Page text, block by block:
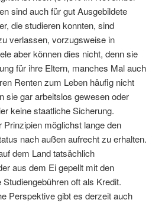
sind auch für gut Ausgebildete
die studieren konnten, sind
verlassen, vorzugsweise in
aber können dies nicht, denn sie
für ihre Eltern, manches Mal auch
Renten zum Leben häufig nicht
sie gar arbeitslos gewesen oder
keine staatliche Sicherung.
Prinzipien möglichst lange den
nach außen aufrecht zu erhalten.
dem Land tatsächlich
aus dem Ei gepellt mit den
oft als Kredit.
Perspektive gibt es derzeit auch